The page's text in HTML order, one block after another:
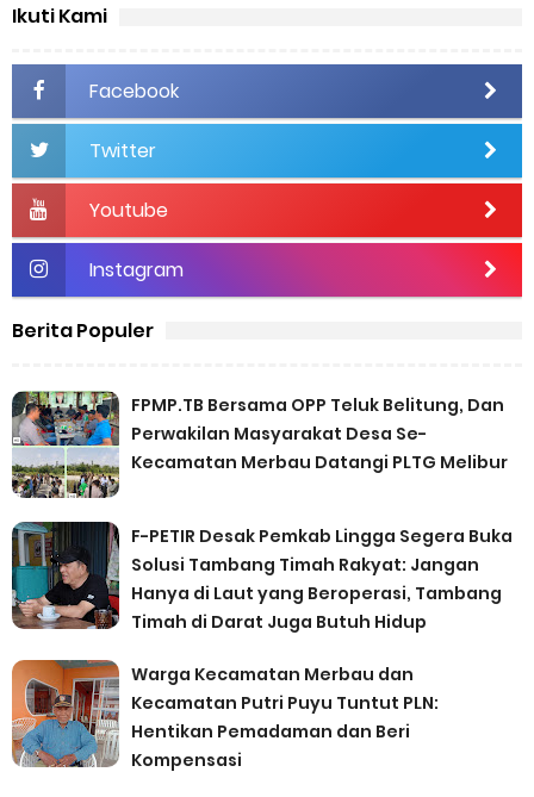
Ikuti Kami
Facebook
Twitter
Youtube
Instagram
Berita Populer
FPMP.TB Bersama OPP Teluk Belitung, Dan
Perwakilan Masyarakat Desa Se-
Kecamatan Merbau Datangi PLTG Melibur
F-PETIR Desak Pemkab Lingga Segera Buka
Solusi Tambang Timah Rakyat: Jangan
Hanya di Laut yang Beroperasi, Tambang
Timah di Darat Juga Butuh Hidup
Warga Kecamatan Merbau dan
Kecamatan Putri Puyu Tuntut PLN:
Hentikan Pemadaman dan Beri
Kompensasi